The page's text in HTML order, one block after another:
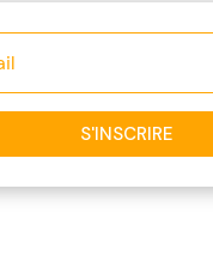
S'INSCRIRE